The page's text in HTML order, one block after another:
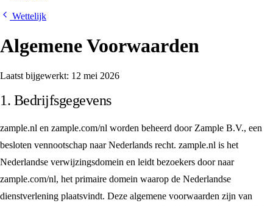
Wettelijk
Algemene Voorwaarden
Laatst bijgewerkt: 12 mei 2026
1. Bedrijfsgegevens
zample.nl en zample.com/nl worden beheerd door Zample B.V., een
besloten vennootschap naar Nederlands recht. zample.nl is het
Nederlandse verwijzingsdomein en leidt bezoekers door naar
zample.com/nl, het primaire domein waarop de Nederlandse
dienstverlening plaatsvindt. Deze algemene voorwaarden zijn van